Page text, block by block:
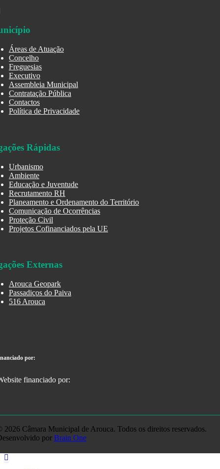
Áreas de Atuação
Concelho
Freguesias
Executivo
Assembleia Municipal
Contratação Pública
Contactos
Política de Privacidade
Rápidas
Urbanismo
Ambiente
Educação e Juventude
Recrutamento RH
Planeamento e Ordenamento do Território
Comunicação de Ocorrências
Proteção Civil
Projetos Cofinanciados pela UE
Externas
Arouca Geopark
Passadiços do Paiva
516 Arouca
por:
2026 Câmara Municipal de Arouca. Todos os direitos reservados.
por Brain One